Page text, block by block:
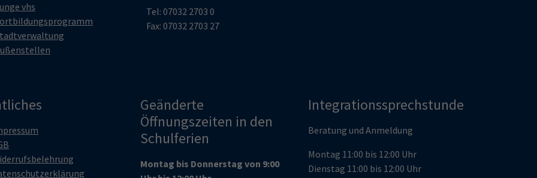
vhs
Tel: 07032 2703 0
Fax: 07032 2703 27
Geänderte
Öffnungszeiten in den
Schulferien
Montag bis Donnerstag von 9:00
Integrationssprechstunde
Beratung und Anmeldung
Montag 11:00 bis 12:00 Uhr
Dienstag 11:00 bis 12:00 Uhr